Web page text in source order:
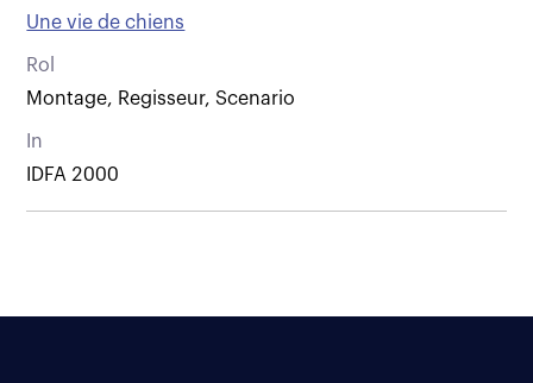
Une vie de chiens
Rol
Montage, Regisseur, Scenario
In
IDFA 2000